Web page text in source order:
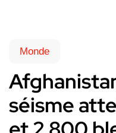
Monde
séisme